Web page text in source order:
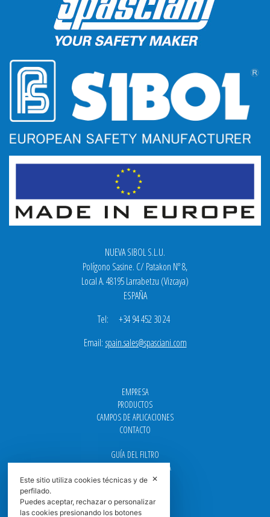
NUEVA SIBOL S.L.U.
Polígono Sasine. C/ Patakon Nº 8,
Local A. 48195 Larrabetzu (Vizcaya)
ESPAÑA
Tel: +34 94 452 30 24
Email: spain.sales@spasciani.com
EMPRESA
PRODUCTOS
CAMPOS DE APLICACIONES
CONTACTO
GUÍA DEL FILTRO
CENTROS DE ASISTENCIA
DOWNLOAD
FAQ
✕
Este sitio utiliza cookies técnicas y de
perfilado.
Puedes aceptar, rechazar o personalizar
las cookies presionando los botones